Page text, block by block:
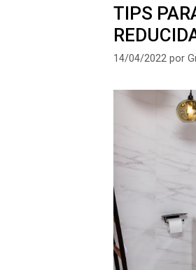
TIPS
14/04/2022 por